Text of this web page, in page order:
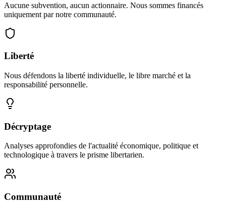
Aucune subvention, aucun actionnaire. Nous sommes financés
uniquement par notre communauté.
Liberté
Nous défendons la liberté individuelle, le libre marché et la
responsabilité personnelle.
Décryptage
Analyses approfondies de l'actualité économique, politique et
technologique à travers le prisme libertarien.
Communauté